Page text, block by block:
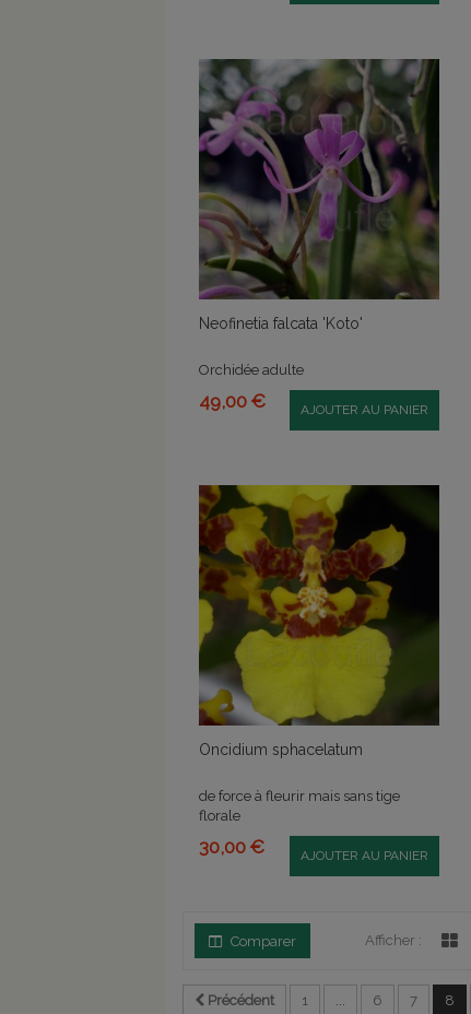
Neofinetia falcata 'Koto'
Orchidée adulte
49,00 € AJOUTER AU PANIER
Oncidium sphacelatum
de force à fleurir mais sans tige
florale
30,00 € AJOUTER AU PANIER
Comparer Afficher :
Précédent 1 ... 6 7 8